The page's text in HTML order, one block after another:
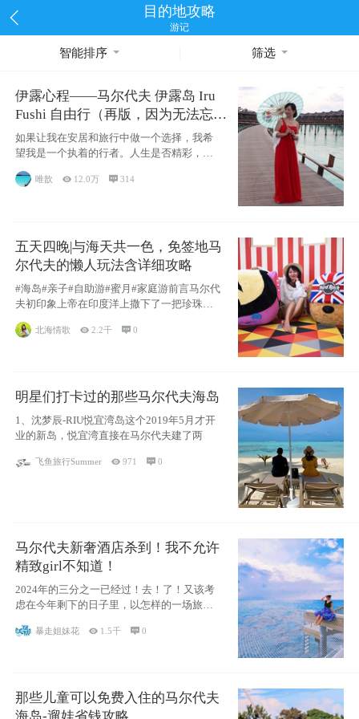
目的地攻略
游记
智能排序 筛选
伊露心程——马尔代夫 伊露岛 Iru
Fushi 自由行（再版，因为无法忘却
的留恋）
如果让我在安居和旅行中做一个选择，我希
望我是一个执着的行者。人生是否精彩，都
源于自己
唯歆  12.0万  314
五天四晚|与海天共一色，免签地马
尔代夫的懒人玩法含详细攻略
#海岛#亲子#自助游#蜜月#家庭游前言马尔代
夫初印象上帝在印度洋上撒下了一把珍珠，
北海情歌 2.2千 0
明星们打卡过的那些马尔代夫海岛
1、沈梦辰-RIU悦宜湾岛这个2019年5月才开
业的新岛，悦宜湾直接在马尔代夫建了两
飞鱼旅行Summer 971 0
马尔代夫新奢酒店杀到！我不允许
精致girl不知道！
2024年的三分之一已经过！去！了！又该考
虑在今年剩下的日子里，以怎样的一场旅行
暴走姐妹花  1.5千 0
那些儿童可以免费入住的马尔代夫